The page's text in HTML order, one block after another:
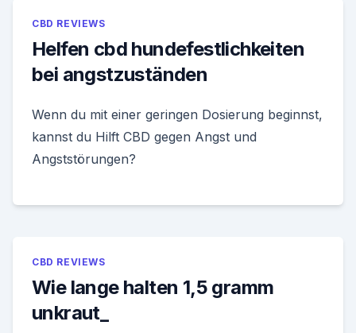
CBD REVIEWS
Helfen cbd hundefestlichkeiten
bei angstzuständen
Wenn du mit einer geringen Dosierung beginnst,
kannst du Hilft CBD gegen Angst und
Angststörungen?
CBD REVIEWS
Wie lange halten 1,5 gramm
unkraut_